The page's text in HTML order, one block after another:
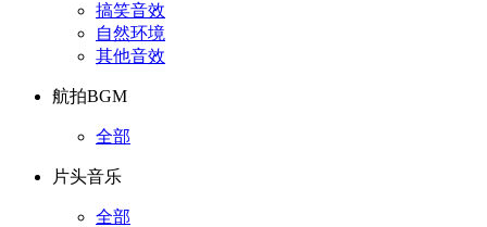
搞笑音效
自然环境
其他音效
航拍BGM
全部
片头音乐
全部